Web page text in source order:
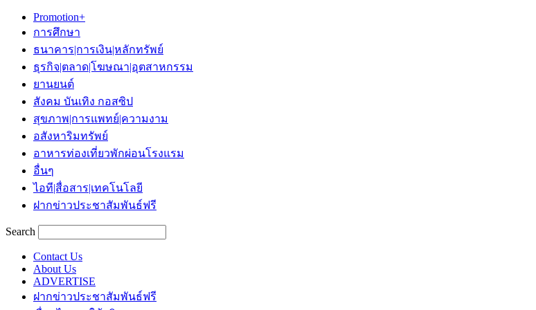
Promotion+
การศึกษา
ธนาคาร|การเงิน|หลักทรัพย์
ธุรกิจ|ตลาด|โฆษณา|อุตสาหกรรม
ยานยนต์
สังคม บันเทิง กอสซิป
สุขภาพ|การแพทย์|ความงาม
อสังหาริมทรัพย์
อาหารท่องเที่ยวพักผ่อนโรงแรม
อื่นๆ
ไอที|สื่อสาร|เทคโนโลยี
ฝากข่าวประชาสัมพันธ์ฟรี
Search
Contact Us
About Us
ADVERTISE
ฝากข่าวประชาสัมพันธ์ฟรี